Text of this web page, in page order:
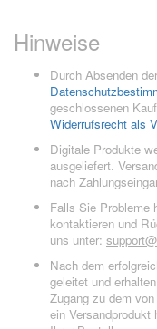
Hinweise
Durch Absenden
geschlossenen
Widerrufsrecht als
Digitale Produkte
ausgeliefert.
nach
Falls Sie Probleme
kontaktieren und
uns unter:
Nach dem
geleitet und
Zugang zu dem
ein Versandprodukt